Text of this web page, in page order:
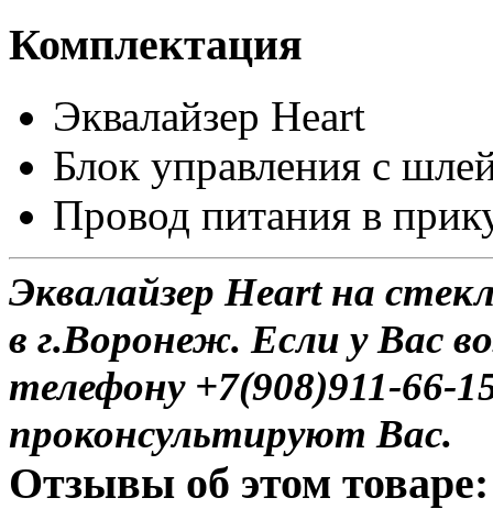
Комплектация
Эквалайзер Heart
Блок управления c
Провод питания в
Эквалайзер Heart на
в г.Воронеж. Если у Вас
телефону +7(908)911-
проконсультируют Вас.
Отзывы об этом товаре: